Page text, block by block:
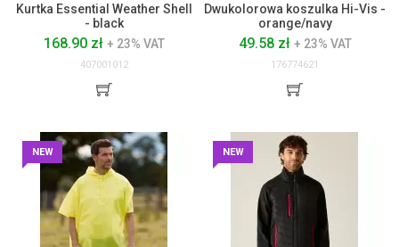
Kurtka Essential Weather Shell
- black
168.90 zł + 23% VAT
407001012
Dwukolorowa koszulka Hi-Vis -
orange/navy
49.58 zł + 23% VAT
176774621
NEW NEW